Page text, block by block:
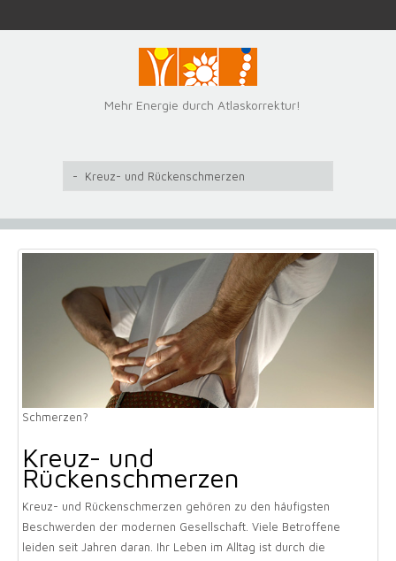
Mehr Energie durch Atlaskorrektur!
Schmerzen?
Kreuz- und
Rückenschmerzen
Kreuz- und Rückenschmerzen gehören zu den häufigsten
Beschwerden der modernen Gesellschaft. Viele Betroffene
leiden seit Jahren daran. Ihr Leben im Alltag ist durch die